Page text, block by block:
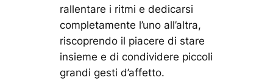
rallentare i ritmi e dedicarsi
completamente l’uno all’altra,
riscoprendo il piacere di stare
insieme e di condividere piccoli
grandi gesti d’affetto.